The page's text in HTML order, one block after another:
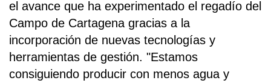
el avance que ha experimentado el regadío del
Campo de Cartagena gracias a la
incorporación de nuevas tecnologías y
herramientas de gestión. "Estamos
consiguiendo producir con menos agua y